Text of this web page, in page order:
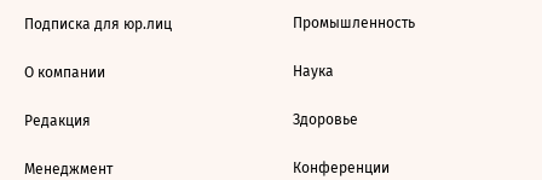
Подписка для юр.лиц
О компании
Редакция
Менеджмент
Промышленность
Наука
Здоровье
Конференции